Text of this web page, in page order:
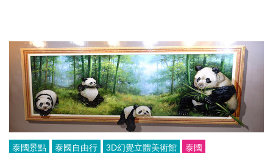
泰國景點 泰國自由行 3D幻覺立體美術館 泰國